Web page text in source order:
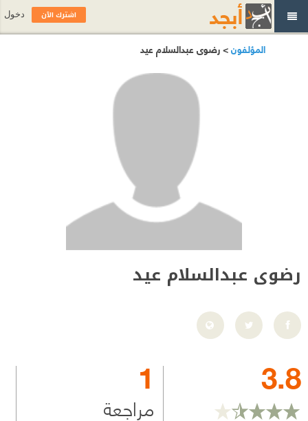
المؤلفون> رضوى عبدالسلام عيد
رضوى عبدالسلام عيد
3.8
1
مراجعة
اشترك الآن دخول